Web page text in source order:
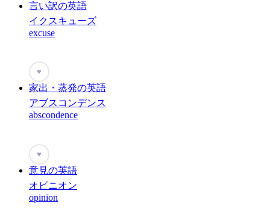
言い訳の英語
イクスキューズ
excuse
♥
家出・蒸発の英語
アブスコンデンス
abscondence
♥
意見の英語
オピニオン
opinion